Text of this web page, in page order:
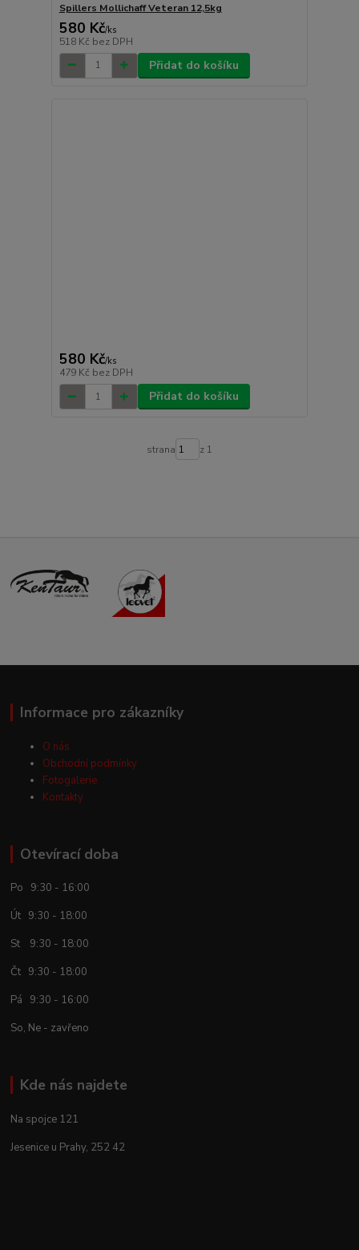
Spillers Mollichaff Veteran 12,5kg
580 Kč/ks
518 Kč bez DPH
Přidat do košíku
580 Kč/ks
479 Kč bez DPH
Přidat do košíku
strana z 1
Informace pro zákazníky
O nás
Obchodní podmínky
Fotogalerie
Kontakty
Otevírací doba
Po 9:30 - 16:00
Út 9:30 - 18:00
St 9:30 - 18:00
Čt 9:30 - 18:00
Pá 9:30 - 16:00
So, Ne - zavřeno
Kde nás najdete
Na spojce 121
Jesenice u Prahy, 252 42